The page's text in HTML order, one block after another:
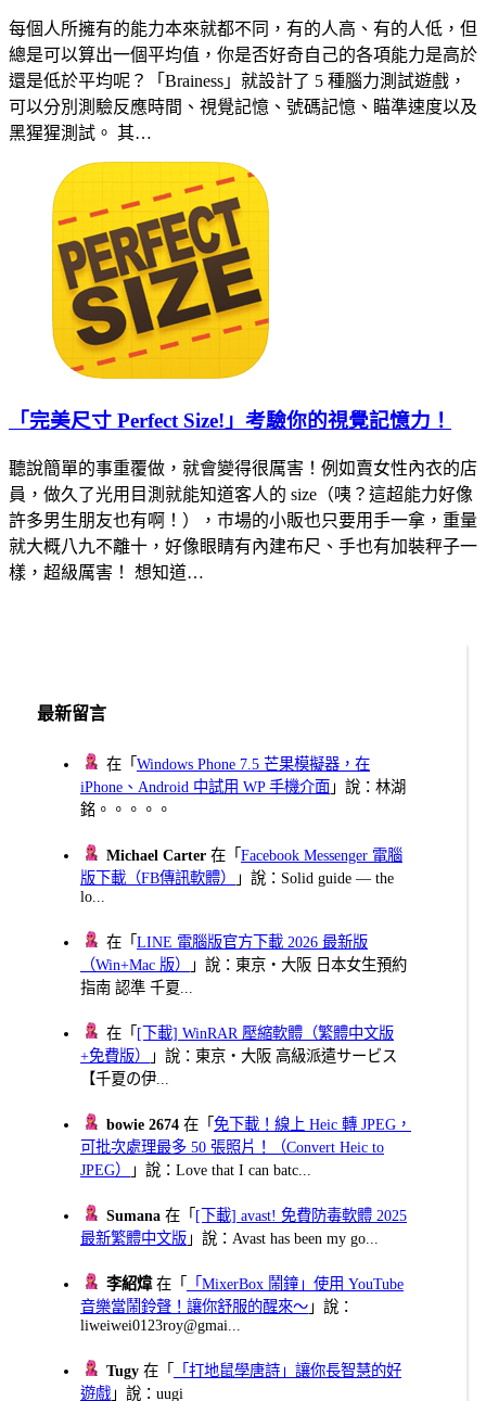
每個人所擁有的能力本來就都不同，有的人高、有的人低，但
總是可以算出一個平均值，你是否好奇自己的各項能力是高於
還是低於平均呢？「Brainess」就設計了 5 種腦力測試遊戲，
可以分別測驗反應時間、視覺記憶、號碼記憶、瞄準速度以及
黑猩猩測試。 其…
「完美尺寸 Perfect Size!」考驗你的視覺記憶力！
聽說簡單的事重覆做，就會變得很厲害！例如賣女性內衣的店
員，做久了光用目測就能知道客人的 size（咦？這超能力好像
許多男生朋友也有啊！），巿場的小販也只要用手一拿，重量
就大概八九不離十，好像眼睛有內建布尺、手也有加裝秤子一
樣，超級厲害！ 想知道…
最新留言
在「Windows Phone 7.5 芒果模擬器，在
iPhone、Android 中試用 WP 手機介面 」說：林湖
銘。。。。。
Michael Carter 在「Facebook Messenger 電腦
版下載（FB傳訊軟體）
」說：Solid guide — the
lo...
在「LINE 電腦版官方下載 2026 最新版
（Win+Mac 版）
」說：東京・大阪 日本女生預約
指南 認準 千夏...
在「 [下載] WinRAR 壓縮軟體（繁體中文版
+免費版）
」說：東京・大阪 高級派遣サービス
【千夏の伊...
bowie 2674 在「免下載！線上 Heic 轉 JPEG，
可批次處理最多 50 張照片！（Convert Heic to
JPEG）
」說：Love that I can batc...
Sumana 在「 [下載] avast! 免費防毒軟體 2025
最新繁體中文版 」說：Avast has been my go...
李紹煒在「
「MixerBox 鬧鐘」使用 YouTube
音樂當鬧鈴聲！讓你舒服的醒來～ 」說：
liweiwei0123roy@gmai...
Tugy 在「
「打地鼠學唐詩」讓你長智慧的好
遊戲 」說：uugi